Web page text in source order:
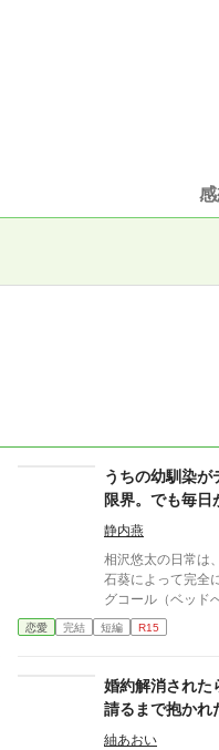
うちの幼馴染が
限界。でも毎日
もいいや
静内燕
相沢悠太の日常は
石葵によって完全に支配
グコール（ベッド
中の腕組み、そし
り弁当。誰もが羨
「ゆーたは私の運
レデレは今日も過
狙う男子生徒のプ
「幼馴染フィルター
恋愛 完結 短編 R15
婚約解消された
請るまで抱かれ
が暴君過ぎた話〜
紬あおい